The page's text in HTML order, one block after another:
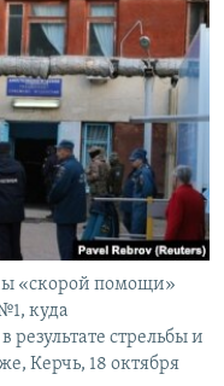
«скорой помощи»
куда
стрельбы и
Керчь, 18 октября